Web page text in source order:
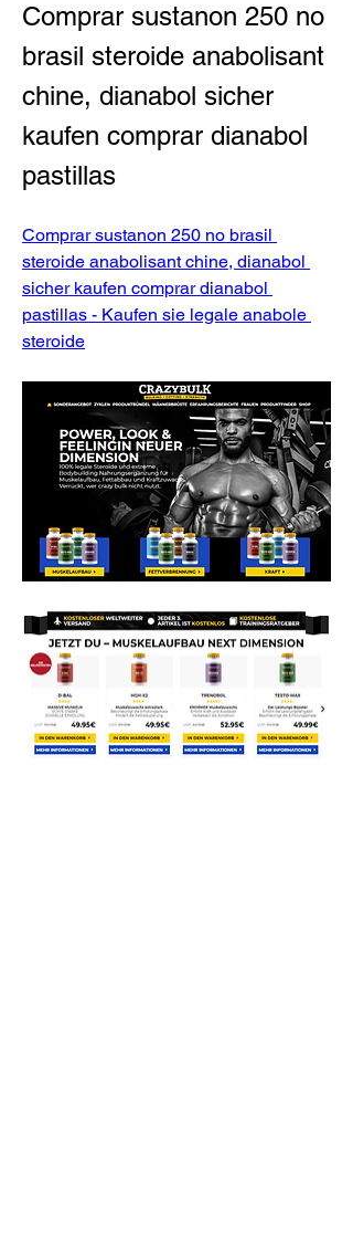
Comprar sustanon 250 no
brasil steroide anabolisant
chine, dianabol sicher
kaufen comprar dianabol
pastillas
Comprar sustanon 250 no brasil
steroide anabolisant chine, dianabol
sicher kaufen comprar dianabol
pastillas - Kaufen sie legale anabole
steroide